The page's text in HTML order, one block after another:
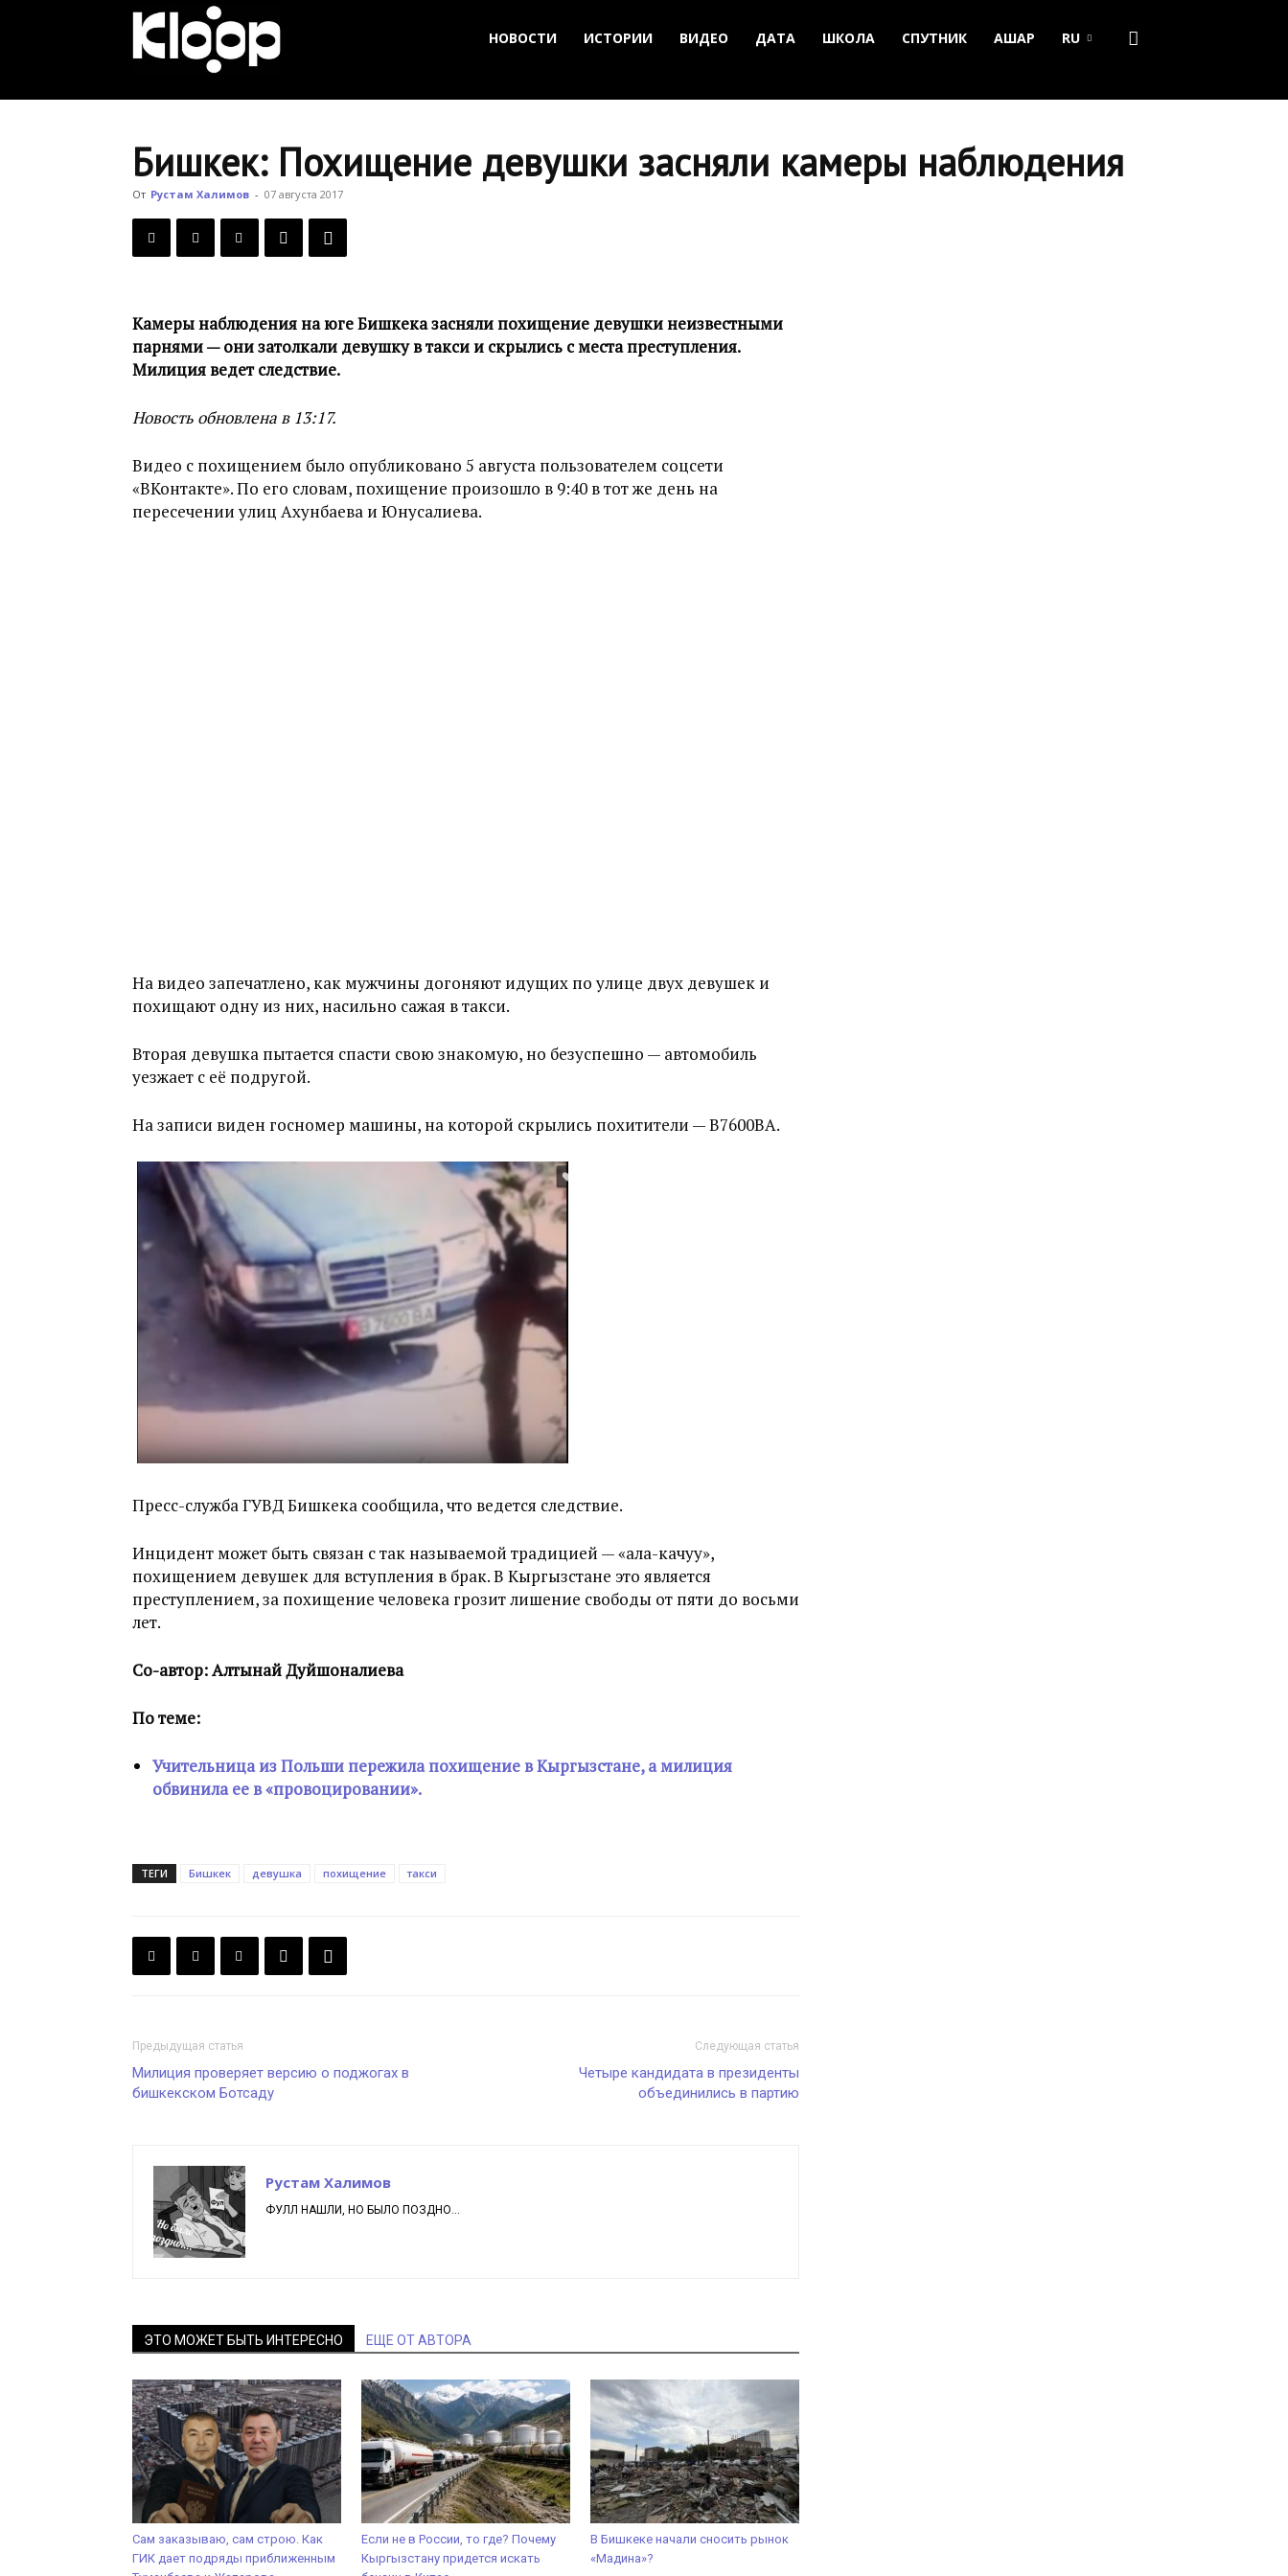
Новости
НОВОСТИ ИСТОРИИ ВИДЕО ДАТА ШКОЛА СПУТНИК АШАР RU
Бишкек: Похищение девушки засняли камеры наблюдения
От Рустам Халимов - 07 августа 2017
Камеры наблюдения на юге Бишкека засняли похищение девушки неизвестными
парнями — они затолкали девушку в такси и скрылись с места преступления.
Милиция ведет следствие.
Новость обновлена в 13:17.
Видео с похищением было опубликовано 5 августа пользователем соцсети
«ВКонтакте». По его словам, похищение произошло в 9:40 в тот же день на
пересечении улиц Ахунбаева и Юнусалиева.
На видео запечатлено, как мужчины догоняют идущих по улице двух девушек и
похищают одну из них, насильно сажая в такси.
Вторая девушка пытается спасти свою знакомую, но безуспешно — автомобиль
уезжает с её подругой.
На записи виден госномер машины, на которой скрылись похитители — B7600BA.
Пресс-служба ГУВД Бишкека сообщила, что ведется следствие.
Инцидент может быть связан с так называемой традицией — «ала-качуу»,
похищением девушек для вступления в брак. В Кыргызстане это является
преступлением, за похищение человека грозит лишение свободы от пяти до восьми
лет.
Со-автор: Алтынай Дуйшоналиева
По теме:
Учительница из Польши пережила похищение в Кыргызстане, а милиция
обвинила ее в «провоцировании».
ТЕГИ Бишкек девушка похищение такси
Предыдущая статья
Милиция проверяет версию о поджогах в
бишкекском Ботсаду
Следующая статья
Четыре кандидата в президенты
объединились в партию
Рустам Халимов
ФУЛЛ НАШЛИ, НО БЫЛО ПОЗДНО...
ЭТО МОЖЕТ БЫТЬ ИНТЕРЕСНО ЕЩЕ ОТ АВТОРА
Сам заказываю, сам строю. Как
ГИК дает подряды приближенным
Если не в России, то где? Почему
Кыргызстану придется искать
В Бишкеке начали сносить рынок
«Мадина»?